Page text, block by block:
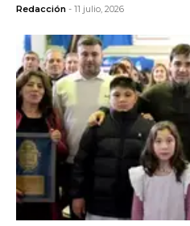
Redacción - 11 julio, 2026